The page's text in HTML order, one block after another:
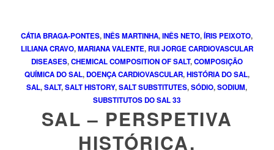
CÁTIA BRAGA-PONTES,INÊS MARTINHA,INÊS NETO,ÍRIS PEIXOTO,
LILIANA CRAVO,MARIANA VALENTE, RUI JORGECARDIOVASCULAR
DISEASES,CHEMICAL COMPOSITION OF SALT,COMPOSIÇÃO
QUÍMICA DO SAL,DOENÇA CARDIOVASCULAR,HISTÓRIA DO SAL,
SAL,SALT,SALT HISTORY,SALT SUBSTITUTES,SÓDIO,SODIUM,
SUBSTITUTOS DO SAL33
SAL – PERSPETIVA
HISTÓRICA,